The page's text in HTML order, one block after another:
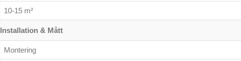
10-15 m²
Installation & Mått
Montering